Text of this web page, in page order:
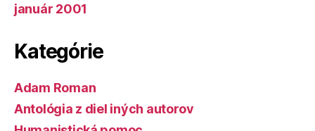
január 2001
Kategórie
Adam Roman
Antológia z diel iných autorov